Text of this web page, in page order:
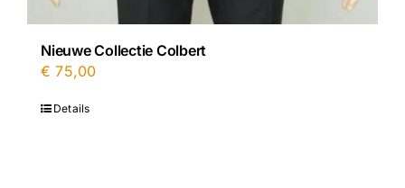
Nieuwe Collectie Colbert
€ 75,00
Details